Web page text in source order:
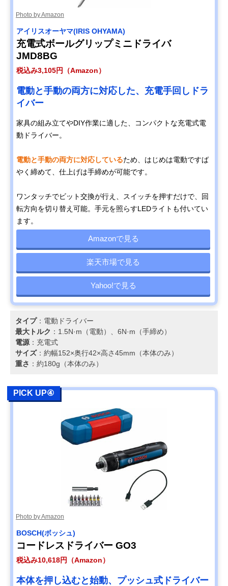
Photo by Amazon
アイリスオーヤマ(IRIS OHYAMA)
充電式ボールグリップミニドライバ
JMD8BG
税込み3,105円（Amazon）
電動と手動の両方に対応した、充電手回しドラ
イバー
家具の組み立てやDIY作業に適した、コンパクトな充電式電
動ドライバー。
電動と手動の両方に対応しているため、はじめは電動ですば
やく締めて、仕上げは手締めが可能です。
ワンタッチでビット交換が行え、スイッチを押すだけで、回
転方向を切り替え可能。手元を照らすLEDライトも付いてい
ます。
Amazonで見る
楽天市場で見る
Yahoo!で見る
タイプ：電動ドライバー
最大トルク ：1.5N·m（電動）、6N·m（手締め）
電源 ：充電式
サイズ：約幅152×奥行42×高さ45mm（本体のみ）
重さ ：約180g（本体のみ）
PICK UP④
Photo by Amazon
BOSCH(ボッシュ)
コードレスドライバー GO3
税込み10,618円（Amazon）
本体を押し込むと始動、プッシュ式ドライバー